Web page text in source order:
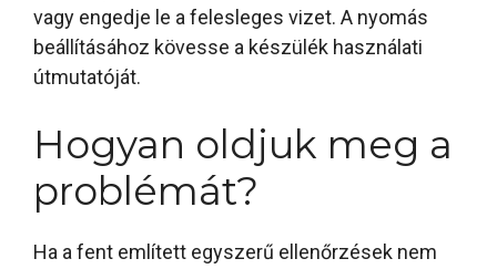
vagy engedje le a felesleges vizet. A nyomás
beállításához kövesse a készülék használati
útmutatóját.
Hogyan oldjuk meg a
problémát?
Ha a fent említett egyszerű ellenőrzések nem